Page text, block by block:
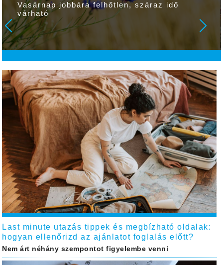
Vasárnap jobbára felhőtlen, száraz idő
várható
Last minute utazás tippek és megbízható oldalak:
hogyan ellenőrizd az ajánlatot foglalás előtt?
Nem árt néhány szempontot figyelembe venni